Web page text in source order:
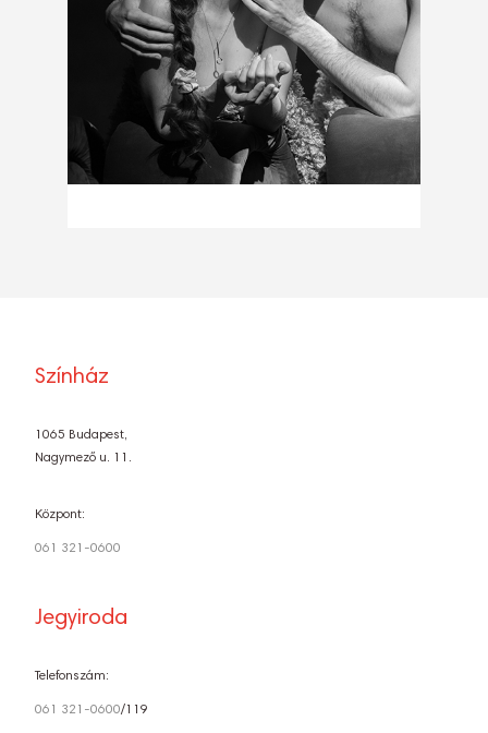
Színház
1065 Budapest,
Nagymező u. 11.
Központ:
061 321-0600
Jegyiroda
Telefonszám:
061 321-0600/119